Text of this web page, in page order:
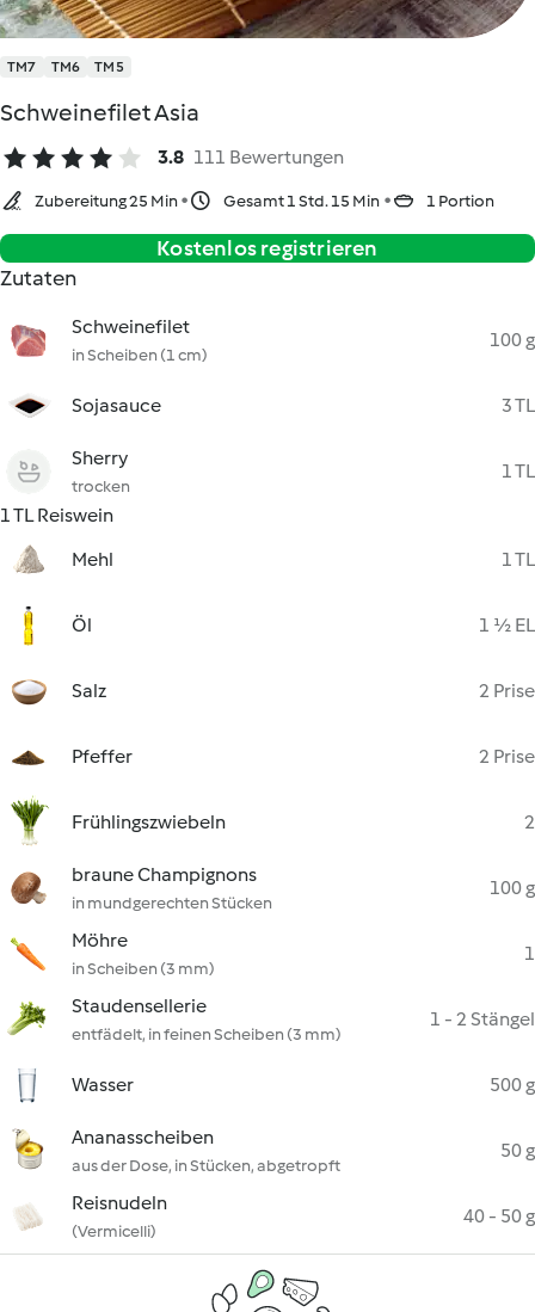
TM7 TM6 TM5
Schweinefilet Asia
3.8 111 Bewertungen
Zubereitung 25 Min Gesamt 1 Std. 15 Min 1 Portion
Kostenlos registrieren
Zutaten
Schweinefilet
in Scheiben (1 cm)
100 g
Sojasauce 3 TL
Sherry
trocken
1 TL
1 TL Reiswein
Mehl
1 TL
Öl 1 ½ EL
Salz 2 Prise
Pfeffer 2 Prise
Frühlingszwiebeln 2
braune Champignons
in mundgerechten Stücken
100 g
Möhre
in Scheiben (3 mm)
1
Staudensellerie
entfädelt, in feinen Scheiben (3 mm)
1 - 2 Stängel
Wasser 500 g
Ananasscheiben
aus der Dose, in Stücken, abgetropft
50 g
Reisnudeln
(Vermicelli)
40 - 50 g